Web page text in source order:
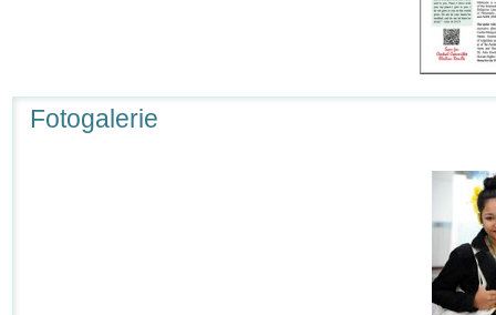
Fotogalerie